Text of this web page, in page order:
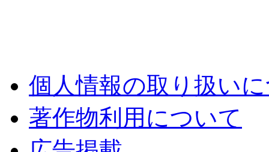
個人情報の取り扱い
著作物利用について